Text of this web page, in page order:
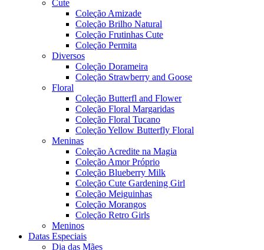
Cute
Coleção Amizade
Coleção Brilho Natural
Coleção Frutinhas Cute
Coleção Permita
Diversos
Coleção Dorameira
Coleção Strawberry and Goose
Floral
Coleção Butterfl and Flower
Coleção Floral Margaridas
Coleção Floral Tucano
Coleção Yellow Butterfly Floral
Meninas
Coleção Acredite na Magia
Coleção Amor Próprio
Coleção Blueberry Milk
Coleção Cute Gardening Girl
Coleção Meiguinhas
Coleção Morangos
Coleção Retro Girls
Meninos
Datas Especiais
Dia das Mães